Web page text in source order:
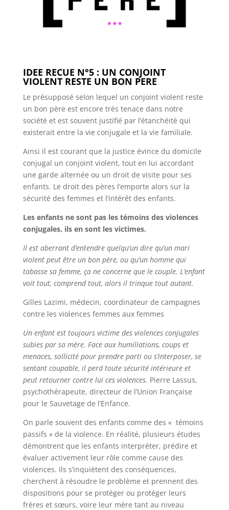
IDEE RECUE N°5 : UN CONJOINT
VIOLENT RESTE UN BON PERE
Le présupposé selon lequel un conjoint violent reste
un bon père est encore très tenace dans notre
société et est souvent justifié par l’étanchéité qui
existerait entre la vie conjugale et la vie familiale.
Ainsi il est courant que la justice évince du domicile
conjugal un conjoint violent, tout en lui accordant
une garde alternée ou un droit de visite pour ses
enfants. Le droit des pères l’emporte alors sur la
sécurité des femmes et l’intérêt des enfants.
Les enfants ne sont pas les témoins des violences
conjugales, ils en sont les victimes.
Il est aberrant d’entendre quelqu’un dire qu’un mari
violent peut être un bon père, ou qu’un homme qui
tabasse sa femme, ça ne concerne que le couple. L’enfant
voit tout, comprend tout, alors il trinque tout autant.
Gilles Lazimi, médecin, coordinateur de campagnes
contre les violences femmes aux femmes
Un enfant est toujours victime des violences conjugales
subies par sa mère. Face aux humiliations, coups et
menaces, sollicité pour prendre parti ou s’interposer, se
sentant coupable, il perd toute sécurité intérieure et
peut retourner contre lui ces violences. Pierre Lassus,
psychothérapeute, directeur de l’Union Française
pour le Sauvetage de l’Enfance.
On parle souvent des enfants comme des « témoins
passifs » de la violence. En réalité, plusieurs études
démontrent que les enfants interpréter, prédire et
évaluer activement leur rôle comme cause des
violences. Ils s’inquiètent des conséquences,
cherchent à résoudre le problème et prennent des
dispositions pour se protéger ou protéger leurs
frères et sœurs, voire leur mère tant au niveau